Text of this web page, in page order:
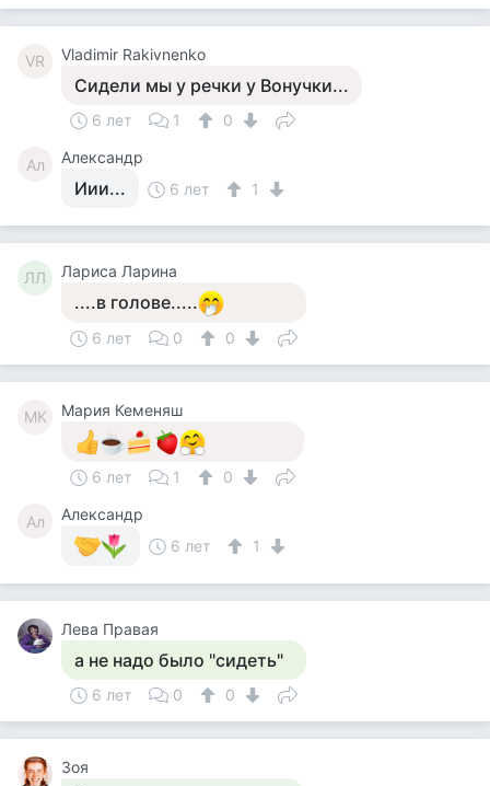
VR Vladimir Rakivnenko
Сидели мы у речки у Вонучки...
6 лет 1 0
Ал Александр
Иии... 6 лет 1
ЛЛ Лариса Ларина
....в голове.....
6 лет 0 0
МК Мария Кеменяш
6 лет 1 0
Ал
Александр
6 лет
1
Лева Правая
а не надо было "сидеть"
6 лет 0 0
Зоя